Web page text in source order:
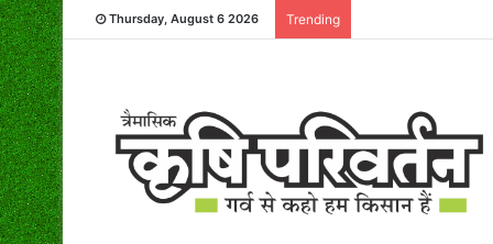
Thursday, August 6 2026 Trending